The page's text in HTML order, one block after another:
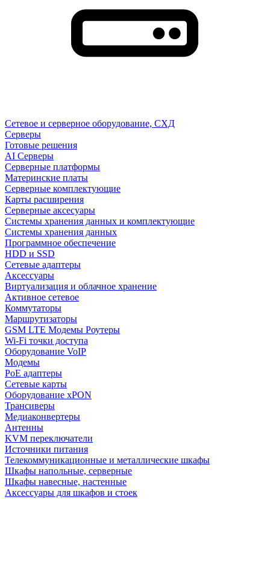
Сетевое и серверное оборудование, СХД
Cерверы
Готовые решения
AI Серверы
Серверные платформы
Материнские платы
Серверные комплектующие
Карты расширения
Серверные аксесуары
Системы хранения данных и комплектующие
Системы хранения данных
Программное обеспечение
HDD и SSD
Сетевые адаптеры
Аксессуары
Виртуализация и облачное хранение
Активное сетевое
Коммутаторы
Маршрутизаторы
GSM LTE Модемы Роутеры
Wi-Fi точки доступа
Оборудование VoIP
Модемы
PoE адаптеры
Сетевые карты
Оборудование xPON
Трансиверы
Медиаконвертеры
Антенны
KVM переключатели
Источники питания
Телекоммуникационные и металлические шкафы
Шкафы напольные, серверные
Шкафы навесные, настенные
Аксессуары для шкафов и стоек